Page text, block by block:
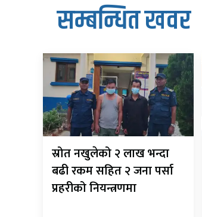
सम्बन्धित खवर
स्रोत नखुलेको २ लाख भन्दा
बढी रकम सहित २ जना पर्सा
प्रहरीको नियन्त्रणमा